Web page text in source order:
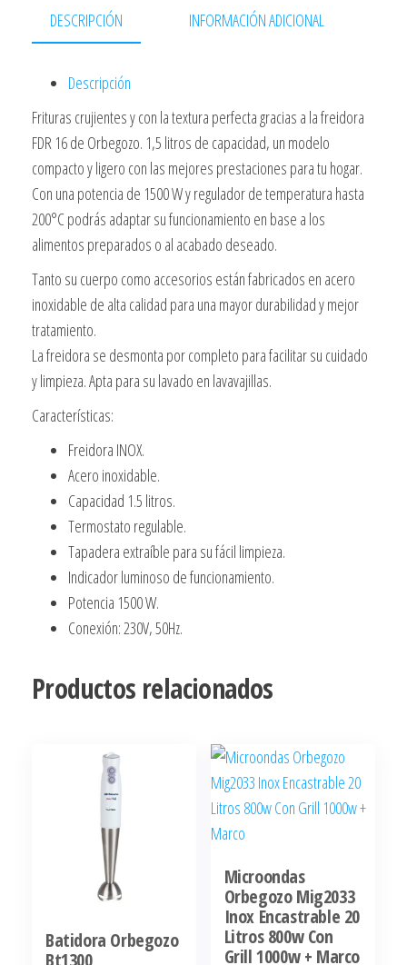
cantidad
DESCRIPCIÓN INFORMACIÓN ADICIONAL
Descripción
Frituras crujientes y con la textura perfecta gracias a la freidora
FDR 16 de Orbegozo. 1,5 litros de capacidad, un modelo
compacto y ligero con las mejores prestaciones para tu hogar.
Con una potencia de 1500 W y regulador de temperatura hasta
200°C podrás adaptar su funcionamiento en base a los
alimentos preparados o al acabado deseado.
Tanto su cuerpo como accesorios están fabricados en acero
inoxidable de alta calidad para una mayor durabilidad y mejor
tratamiento.
La freidora se desmonta por completo para facilitar su cuidado
y limpieza. Apta para su lavado en lavavajillas.
Características:
Freidora INOX.
Acero inoxidable.
Capacidad 1.5 litros.
Termostato regulable.
Tapadera extraíble para su fácil limpieza.
Indicador luminoso de funcionamiento.
Potencia 1500 W.
Conexión: 230V, 50Hz.
Productos relacionados
Batidora Orbegozo
Bt1300
Microondas
Orbegozo Mig2033
Inox Encastrable 20
Litros 800w Con
Grill 1000w + Marco